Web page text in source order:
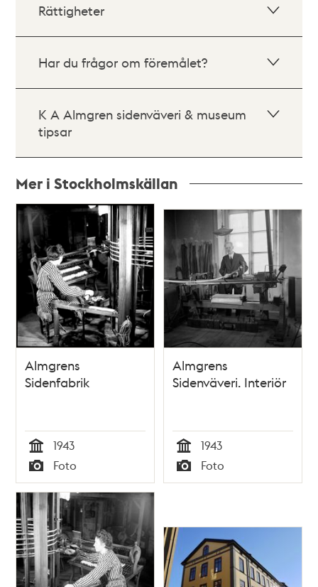
Rättigheter
Har du frågor om föremålet?
K A Almgren sidenväveri & museum
tipsar
Mer i Stockholmskällan
Relaterade
poster
och
teman
Almgrens
Sidenfabrik
Tid
1943
Typ
Foto
Almgrens
Sidenväveri. Interiör
Tid
1943
Typ
Foto